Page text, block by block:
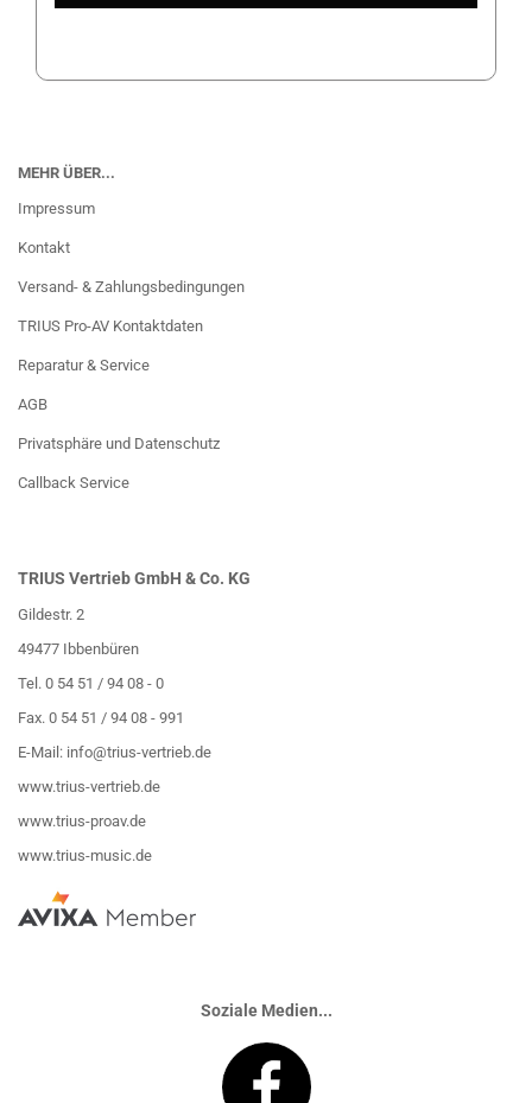
MEHR ÜBER...
Impressum
Kontakt
Versand- & Zahlungsbedingungen
TRIUS Pro-AV Kontaktdaten
Reparatur & Service
AGB
Privatsphäre und Datenschutz
Callback Service
TRIUS Vertrieb GmbH & Co. KG
Gildestr. 2
49477 Ibbenbüren
Tel. 0 54 51 / 94 08 - 0
Fax. 0 54 51 / 94 08 - 991
E-Mail: info@trius-vertrieb.de
www.trius-vertrieb.de
www.trius-proav.de
www.trius-music.de
Soziale Medien...